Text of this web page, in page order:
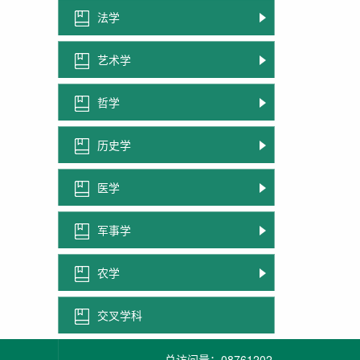
法学
艺术学
哲学
历史学
医学
军事学
农学
交叉学科